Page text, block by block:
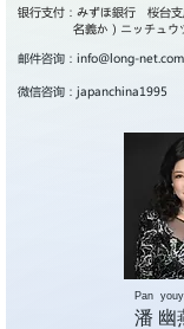
银行支付：みずほ銀行 桜台
名義か）ニッチュウ
邮件咨询： info@long-net.com
微信咨询：japanchina1995
Pan
潘 幽